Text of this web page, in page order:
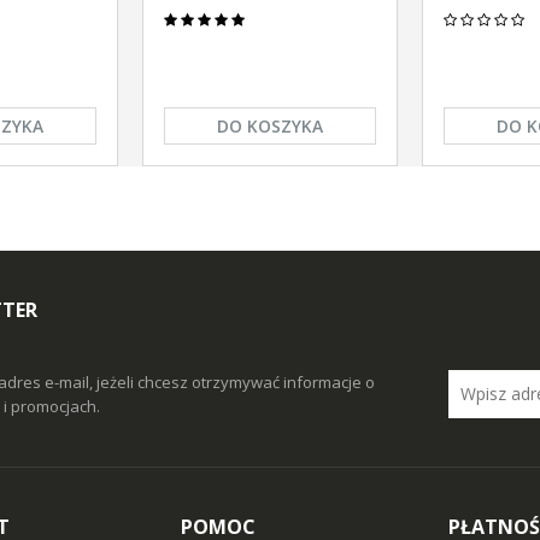
DO KOSZYKA DO
e-mail, jeżeli chcesz otrzymywać informacje o
promocjach.
POMOC